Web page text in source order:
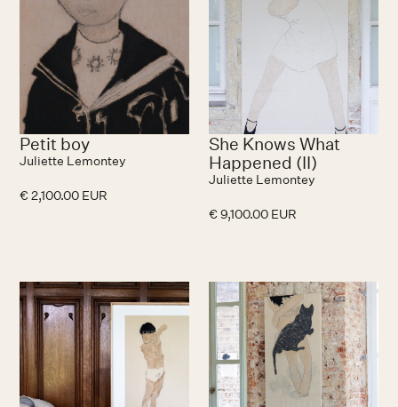
Petit boy
Juliette Lemontey
€ 2,100.00 EUR
She Knows What
Happened (II)
Juliette Lemontey
€ 9,100.00 EUR